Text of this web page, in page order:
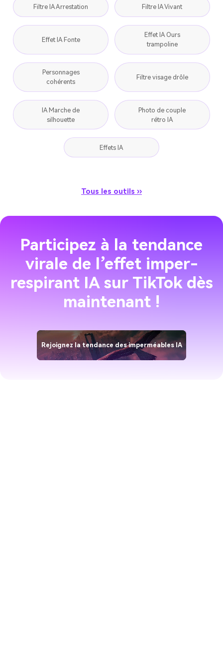
Filtre IA Arrestation Filtre IA Vivant
Effet IA Fonte
Effet IA Ours
trampoline
Personnages
cohérents
Filtre visage drôle
IA Marche de
silhouette
Photo de couple
rétro IA
Effets IA
Tous les outils ››
Participez à la tendance
virale de l’effet imper-
respirant IA sur TikTok dès
maintenant !
Rejoignez la tendance des imperméables IA